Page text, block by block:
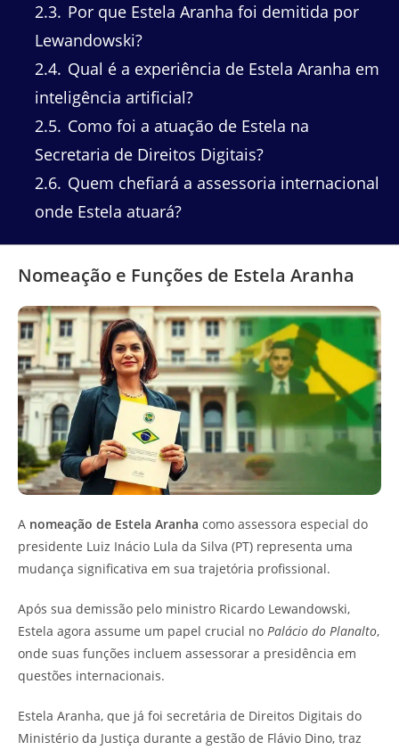
2.3 Por que Estela Aranha foi demitida por
Lewandowski?
2.4 Qual é a experiência de Estela Aranha em
inteligência artificial?
2.5 Como foi a atuação de Estela na
Secretaria de Direitos Digitais?
2.6 Quem chefiará a assessoria internacional
onde Estela atuará?
Nomeação e Funções de Estela Aranha
A nomeação de Estela Aranha como assessora especial do
presidente Luiz Inácio Lula da Silva (PT) representa uma
mudança significativa em sua trajetória profissional.
Após sua demissão pelo ministro Ricardo Lewandowski,
Estela agora assume um papel crucial no Palácio do Planalto,
onde suas funções incluem assessorar a presidência em
questões internacionais.
Estela Aranha, que já foi secretária de Direitos Digitais do
Ministério da Justiça durante a gestão de Flávio Dino, traz